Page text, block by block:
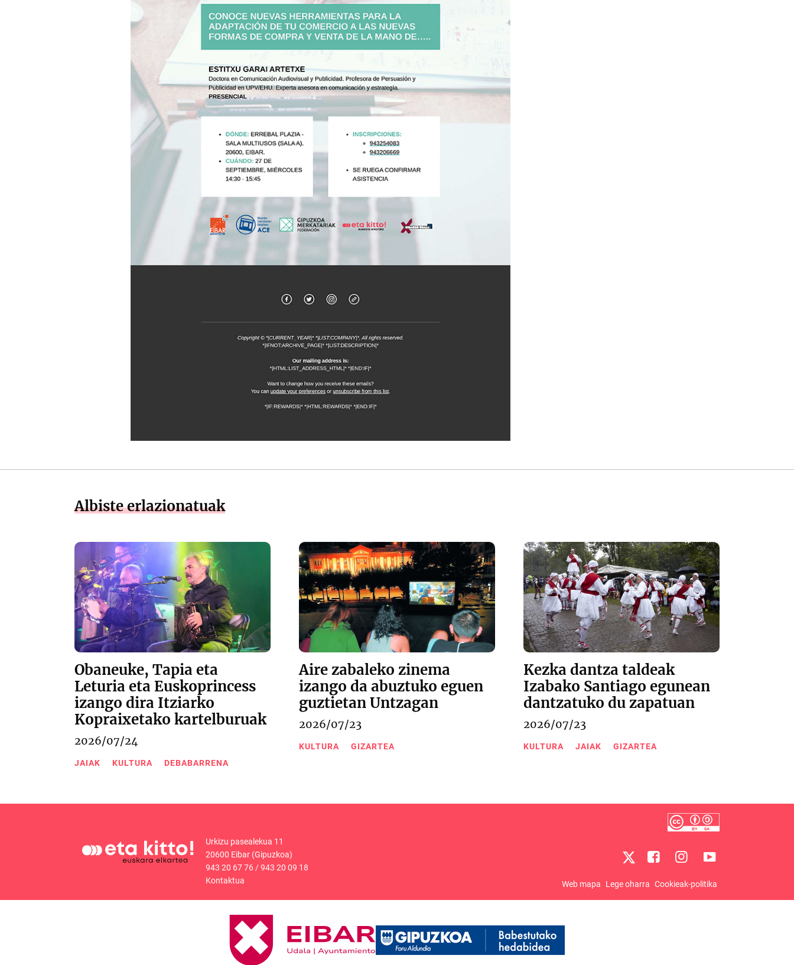
Albiste erlazionatuak
Obaneuke, Tapia eta
Leturia eta Euskoprincess
izango dira Itziarko
Kopraixetako kartelburuak
2026/07/24
JAIAK KULTURA DEBABARRENA
Aire zabaleko zinema
izango da abuztuko eguen
guztietan Untzagan
2026/07/23
KULTURA GIZARTEA
Kezka dantza taldeak
Izabako Santiago egunean
dantzatuko du zapatuan
2026/07/23
KULTURA JAIAK GIZARTEA
Urkizu pasealekua 11
20600 Eibar (Gipuzkoa)
943 20 67 76/943 20 09 18
Kontaktua
Web mapa Lege oharra Cookieak-politika